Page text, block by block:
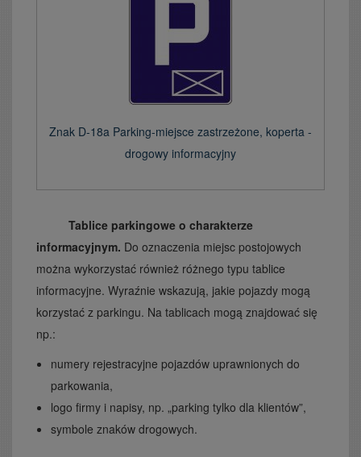
Znak D-18a Parking-miejsce zastrzeżone, koperta -
drogowy informacyjny
Tablice parkingowe o charakterze
informacyjnym. Do oznaczenia miejsc postojowych
można wykorzystać również różnego typu tablice
informacyjne. Wyraźnie wskazują, jakie pojazdy mogą
korzystać z parkingu. Na tablicach mogą znajdować się
np.:
numery rejestracyjne pojazdów uprawnionych do
parkowania,
logo firmy i napisy, np. „parking tylko dla klientów”,
symbole znaków drogowych.